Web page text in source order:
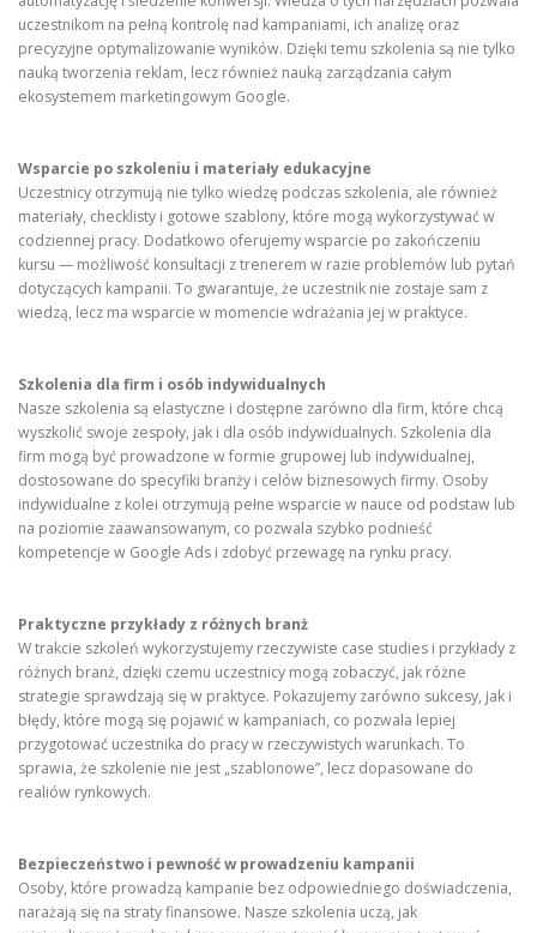
uczestnikom na pełną kontrolę nad kampaniami, ich analizę oraz
precyzyjne optymalizowanie wyników. Dzięki temu szkolenia są nie tylko
nauką tworzenia reklam, lecz również nauką zarządzania całym
ekosystemem marketingowym Google.
Wsparcie po szkoleniu i materiały edukacyjne
Uczestnicy otrzymują nie tylko wiedzę podczas szkolenia, ale również
materiały, checklisty i gotowe szablony, które mogą wykorzystywać w
codziennej pracy. Dodatkowo oferujemy wsparcie po zakończeniu
kursu — możliwość konsultacji z trenerem w razie problemów lub pytań
dotyczących kampanii. To gwarantuje, że uczestnik nie zostaje sam z
wiedzą, lecz ma wsparcie w momencie wdrażania jej w praktyce.
Szkolenia dla firm i osób indywidualnych
Nasze szkolenia są elastyczne i dostępne zarówno dla firm, które chcą
wyszkolić swoje zespoły, jak i dla osób indywidualnych. Szkolenia dla
firm mogą być prowadzone w formie grupowej lub indywidualnej,
dostosowane do specyfiki branży i celów biznesowych firmy. Osoby
indywidualne z kolei otrzymują pełne wsparcie w nauce od podstaw lub
na poziomie zaawansowanym, co pozwala szybko podnieść
kompetencje w Google Ads i zdobyć przewagę na rynku pracy.
Praktyczne przykłady z różnych branż
W trakcie szkoleń wykorzystujemy rzeczywiste case studies i przykłady z
różnych branż, dzięki czemu uczestnicy mogą zobaczyć, jak różne
strategie sprawdzają się w praktyce. Pokazujemy zarówno sukcesy, jak i
błędy, które mogą się pojawić w kampaniach, co pozwala lepiej
przygotować uczestnika do pracy w rzeczywistych warunkach. To
sprawia, że szkolenie nie jest „szablonowe”, lecz dopasowane do
realiów rynkowych.
Bezpieczeństwo i pewność w prowadzeniu kampanii
Osoby, które prowadzą kampanie bez odpowiedniego doświadczenia,
narażają się na straty finansowe. Nasze szkolenia uczą, jak